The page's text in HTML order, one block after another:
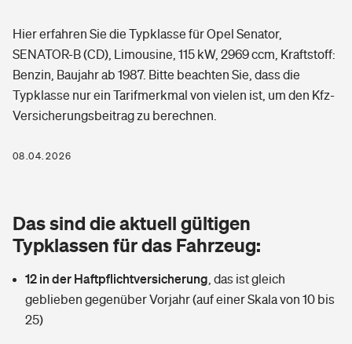
Arbeitsrechtsschutz
Berufshaftpflichtversicherung
Rentenrechner: Wie viel Geld bekomme ich im Alter?
Wer versichert was: Jetzt Versicherer finden
Sie haben Fragen?
Hausratversicherung
Elementarversicherung
Photovoltaik
Wärmepumpen versichern
Vermieterrrechtsschutz
Mietkautionsversicherung
Restkreditversicherung
Pri­vate Haft­pflicht­
Rechts­schutz­ver­si­che­rung
Kinderunfall­ver­si­che­rung
Reiseversicherung
Gesundheit
Private Krankenversicherung
Tierkrankenversicherung
Zur Übersicht
Hier erfahren Sie die Typklasse für Opel Senator,
SENATOR-B (CD), Limousine, 115 kW, 2969 ccm, Kraftstoff:
Benzin, Baujahr ab 1987. Bitte beachten Sie, dass die
Typklasse nur ein Tarifmerkmal von vielen ist, um den Kfz-
Versicherungsbeitrag zu berechnen.
08.04.2026
Das sind die aktuell gültigen
Typklassen für das Fahrzeug:
12 in der Haftpflichtversicherung das ist gleich
geblieben gegenüber Vorjahr (auf einer Skala von 10 bis
25)